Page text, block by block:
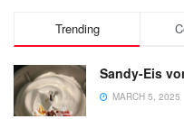
Trending
Sandy-Eis
MARCH 5, 2025